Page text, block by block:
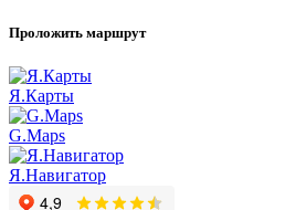
Проложить маршрут
Я.Карты
G.Maps
Я.Навигатор